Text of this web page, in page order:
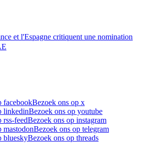
et l'Espagne critiquent une nomination
facebookBezoek ons op x
linkedinBezoek ons op youtube
rss-feedBezoek ons op instagram
mastodonBezoek ons op telegram
blueskyBezoek ons op threads